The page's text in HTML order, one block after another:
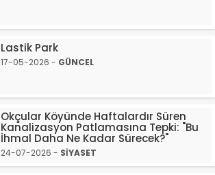
Lastik Park
17-05-2026 - GÜNCEL
Okçular Köyünde Haftalardır Süren
Kanalizasyon Patlamasına Tepki: "Bu
İhmal Daha Ne Kadar Sürecek?"
24-07-2026 - SİYASET